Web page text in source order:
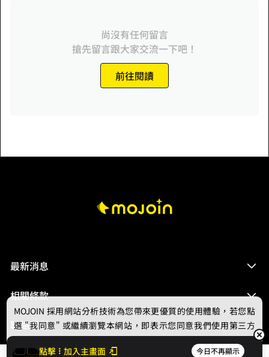
尚沒有任何留言
搶先留言跟大家交流一下吧！
前往閱讀
最新消息
相關條款
聯絡我們
點擊 加入主畫面 今日不再顯示
MOJOIN 採用網站分析技術為您帶來更優質的使用體驗，若您點
選 "我同意" 或繼續瀏覽本網站，即表示您同意我們使用第三方
Cookie，欲瞭解更多資訊請見隱私權政策。